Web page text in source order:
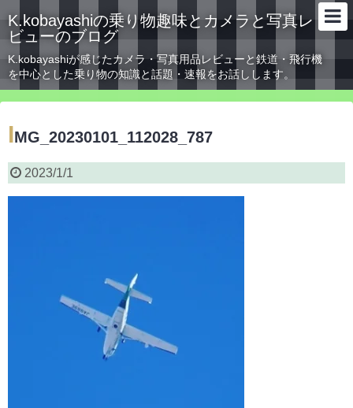
K.kobayashiの乗り物趣味とカメラと写真レ
ビューのブログ
K.kobayashiが感じたカメラ・写真用品レビューと鉄道・飛行機
を中心とした乗り物の知識と話題・速報をお話しします。
IMG_20230101_112028_787
2023/1/1